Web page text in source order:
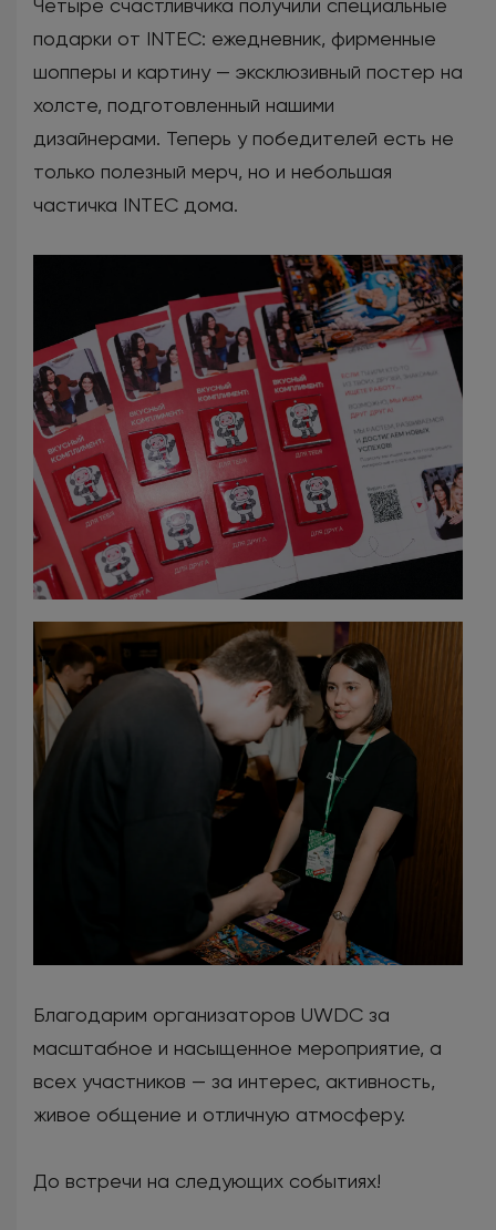
Четыре счастливчика получили специальные
подарки от INTEC: ежедневник, фирменные
шопперы и картину — эксклюзивный постер на
холсте, подготовленный нашими
дизайнерами. Теперь у победителей есть не
только полезный мерч, но и небольшая
частичка INTEC дома.
Благодарим организаторов UWDC за
масштабное и насыщенное мероприятие, а
всех участников — за интерес, активность,
живое общение и отличную атмосферу.
До встречи на следующих событиях!